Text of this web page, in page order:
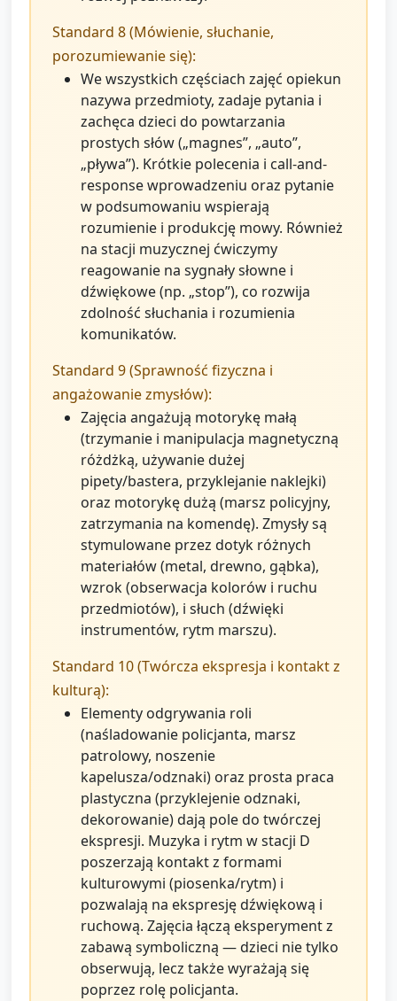
Standard 8 (Mówienie, słuchanie,
porozumiewanie się):
We wszystkich częściach zajęć opiekun
nazywa przedmioty, zadaje pytania i
zachęca dzieci do powtarzania
prostych słów („magnes”, „auto”,
„pływa”). Krótkie polecenia i call-and-
response wprowadzeniu oraz pytanie
w podsumowaniu wspierają
rozumienie i produkcję mowy. Również
na stacji muzycznej ćwiczymy
reagowanie na sygnały słowne i
dźwiękowe (np. „stop”), co rozwija
zdolność słuchania i rozumienia
komunikatów.
Standard 9 (Sprawność fizyczna i
angażowanie zmysłów):
Zajęcia angażują motorykę małą
(trzymanie i manipulacja magnetyczną
różdżką, używanie dużej
pipety/bastera, przyklejanie naklejki)
oraz motorykę dużą (marsz policyjny,
zatrzymania na komendę). Zmysły są
stymulowane przez dotyk różnych
materiałów (metal, drewno, gąbka),
wzrok (obserwacja kolorów i ruchu
przedmiotów), i słuch (dźwięki
instrumentów, rytm marszu).
Standard 10 (Twórcza ekspresja i kontakt z
kulturą):
Elementy odgrywania roli
(naśladowanie policjanta, marsz
patrolowy, noszenie
kapelusza/odznaki) oraz prosta praca
plastyczna (przyklejenie odznaki,
dekorowanie) dają pole do twórczej
ekspresji. Muzyka i rytm w stacji D
poszerzają kontakt z formami
kulturowymi (piosenka/rytm) i
pozwalają na ekspresję dźwiękową i
ruchową. Zajęcia łączą eksperyment z
zabawą symboliczną — dzieci nie tylko
obserwują, lecz także wyrażają się
poprzez rolę policjanta.